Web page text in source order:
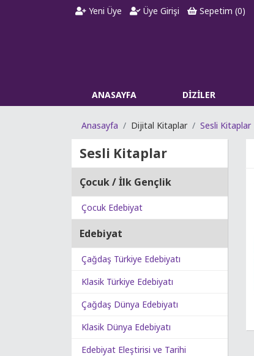
Yeni Üye Üye Girişi Sepetim (0)
ANASAYFA DİZİLER
Anasayfa Dijital Kitaplar Sesli Kitaplar
Sesli Kitaplar
Çocuk / İlk Gençlik
Çocuk Edebiyat
Edebiyat
Çağdaş Türkiye Edebiyatı
Klasik Türkiye Edebiyatı
Çağdaş Dünya Edebiyatı
Klasik Dünya Edebiyatı
Edebiyat Eleştirisi ve Tarihi